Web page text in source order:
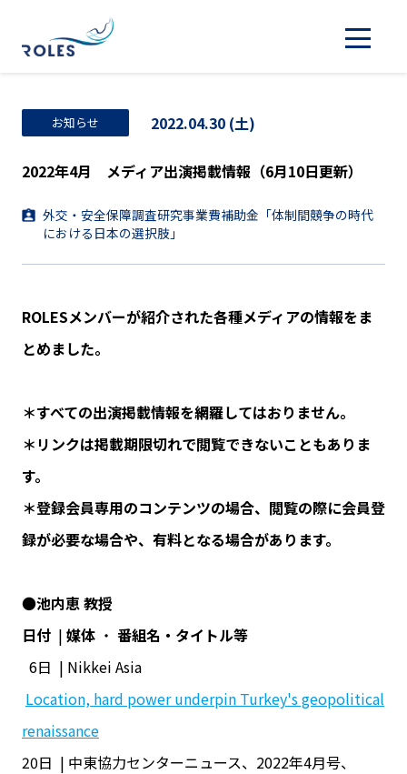
お知らせ 2022.04.30 (土)
2022年4月 メディア出演掲載情報（6月10日更新）
外交・安全保障調査研究事業費補助金「体制間競争の時代
における日本の選択肢」
ROLESメンバーが紹介された各種メディアの情報をま
とめました。
＊すべての出演掲載情報を網羅してはおりません。
＊リンクは掲載期限切れで閲覧できないこともありま
す。
＊登録会員専用のコンテンツの場合、閲覧の際に会員登
録が必要な場合や、有料となる場合があります。
●池内恵 教授
日付 | 媒体 ・ 番組名・タイトル等
6日 | Nikkei Asia
Location, hard power underpin Turkey's geopolitical
renaissance
20日 | 中東協力センターニュース、2022年4月号、